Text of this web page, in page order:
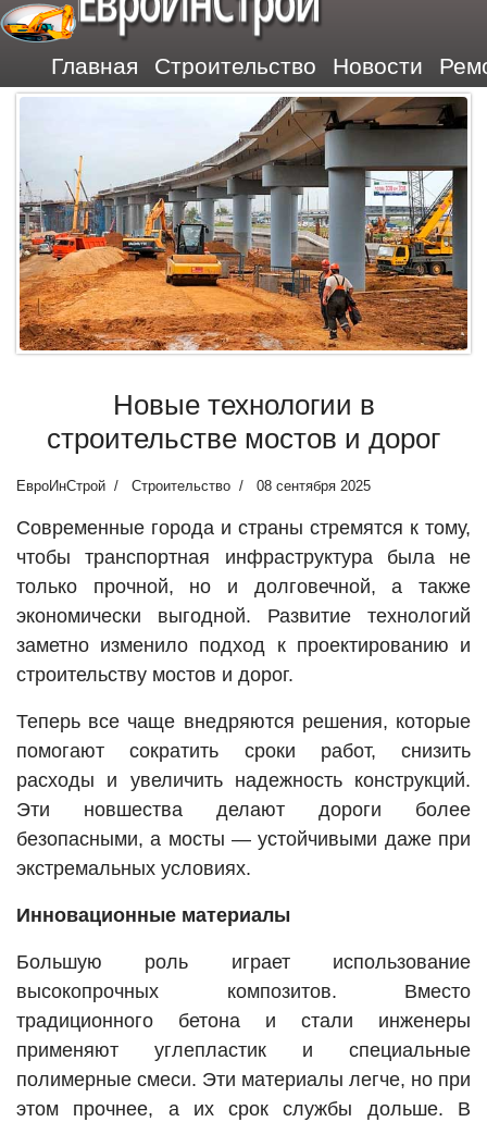
Главная Строительство Новости
Новые технологии в
строительстве мостов и дорог
ЕвроИнСтрой Строительство 08 сентября 2025
Современные города и страны стремятся к тому,
чтобы транспортная инфраструктура была не
только прочной, но и долговечной, а также
экономически выгодной. Развитие технологий
заметно изменило подход к проектированию и
строительству мостов и дорог.
Теперь все чаще внедряются решения, которые
помогают сократить сроки работ, снизить
расходы и увеличить надежность конструкций.
Эти новшества делают дороги более
безопасными, а мосты — устойчивыми даже при
экстремальных условиях.
Инновационные материалы
Большую роль играет использование
высокопрочных композитов. Вместо
традиционного бетона и стали инженеры
применяют углепластик и специальные
полимерные смеси. Эти материалы легче, но при
этом прочнее, а их срок службы дольше. В